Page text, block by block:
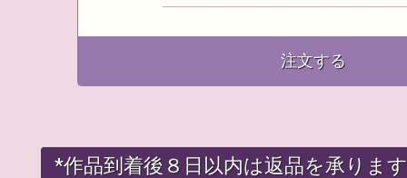
注文する
*作品到着後８日以内は返品を承りま